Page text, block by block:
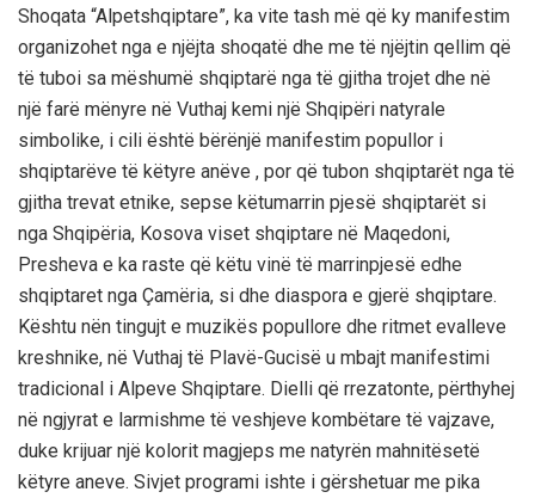
Shoqata “Alpetshqiptare”, ka vite tash më që ky manifestim
organizohet nga e njëjta shoqatë dhe me të njëjtin qellim që
të tuboi sa mëshumë shqiptarë nga të gjitha trojet dhe në
një farë mënyre në Vuthaj kemi një Shqipëri natyrale
simbolike, i cili është bërënjë manifestim popullor i
shqiptarëve të këtyre anëve , por që tubon shqiptarët nga të
gjitha trevat etnike, sepse këtumarrin pjesë shqiptarët si
nga Shqipëria, Kosova viset shqiptare në Maqedoni,
Presheva e ka raste që këtu vinë të marrinpjesë edhe
shqiptaret nga Çamëria, si dhe diaspora e gjerë shqiptare.
Kështu nën tingujt e muzikës popullore dhe ritmet evalleve
kreshnike, në Vuthaj të Plavë-Gucisë u mbajt manifestimi
tradicional i Alpeve Shqiptare. Dielli që rrezatonte, përthyhej
në ngjyrat e larmishme të veshjeve kombëtare të vajzave,
duke krijuar një kolorit magjeps me natyrën mahnitësetë
këtyre aneve. Sivjet programi ishte i gërshetuar me pika